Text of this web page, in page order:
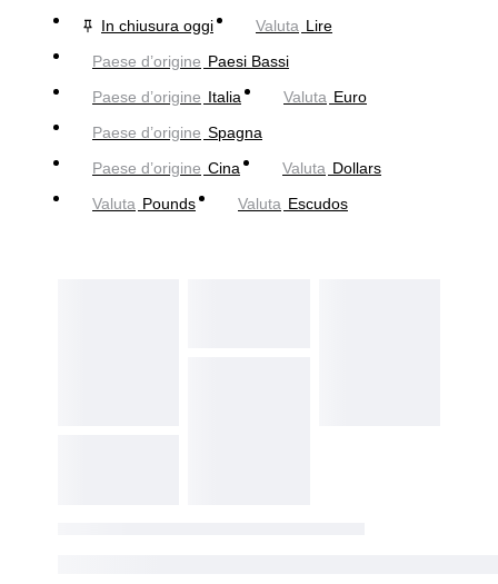
In chiusura oggi
Valuta Lire
Paese d’origine Paesi Bassi
Paese d’origine Italia Valuta Euro
Paese d’origine Spagna
Paese d’origine Cina Valuta Dollars
Valuta Pounds Valuta Escudos